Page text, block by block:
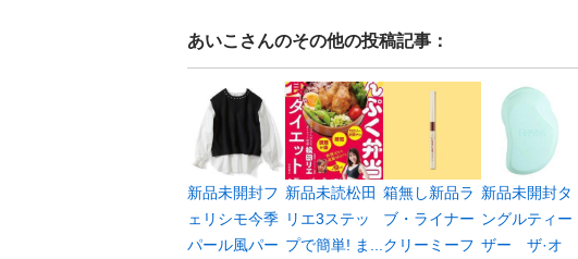
あいこ さんのその他の投稿記事：
新品未開封フ
ェリシモ今季
パール風パー
新品未読松田
リエ3ステッ
プで簡単! ま...
箱無し新品ラ
ブ・ライナー
クリーミーフ
新品未開封タ
ングルティー
ザー ザ·オ